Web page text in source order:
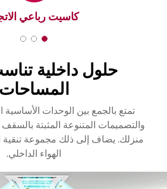
كاسيت رباعي
1
f
2
f
3
3
f
3
حلول داخلية
المساحات
تمتع بالجمع بين الوحدات الأساسية
والتصميمات المتنوعة المثبتة
منزلك. يضاف إلى ذلك مجموعة تنقية
الهواء الداخلي.